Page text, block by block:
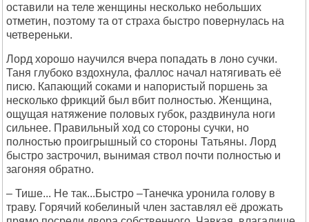
оставили на теле женщины несколько небольших
отметин, поэтому та от страха быстро повернулась на
четвереньки.
Лорд хорошо научился вчера попадать в лоно сучки.
Таня глубоко вздохнула, фаллос начал натягивать её
писю. Капающий соками и напористый поршень за
несколько фрикций был вбит полностью. Женщина,
ощущая натяжение половых губок, раздвинула ноги
сильнее. Правильный ход со стороны сучки, но
полностью проигрышный со стороны Татьяны. Лорд
быстро застрочил, вынимая ствол почти полностью и
загоняя обратно.
– Тише... Не так...Быстро –Танечка уронила голову в
траву. Горячий кобелиный член заставлял её дрожать